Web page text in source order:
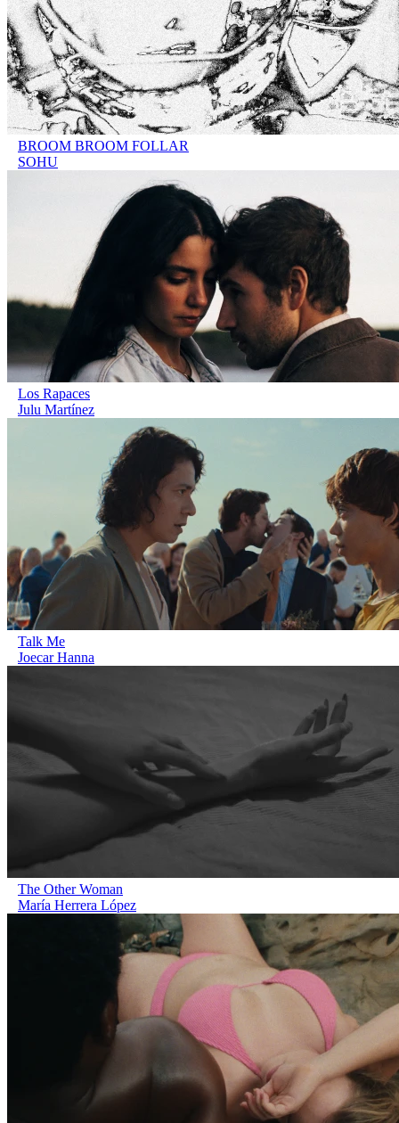
BROOM BROOM FOLLAR
SOHU
Los Rapaces
Julu Martínez
Talk Me
Joecar Hanna
The Other Woman
María Herrera López